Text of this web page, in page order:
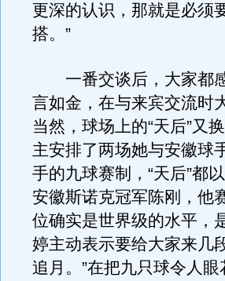
更深的认识，那就是必须
搭。”
一番交谈后，大家都感
言如金，在与来宾交流时
当然，球场上的“天后”又
主安排了两场她与安徽球
手的九球赛制，“天后”都
安徽斯诺克冠军陈刚，他
位确实是世界级的水平，
婷主动表示要给大家来几
追月。”在把九只球令人